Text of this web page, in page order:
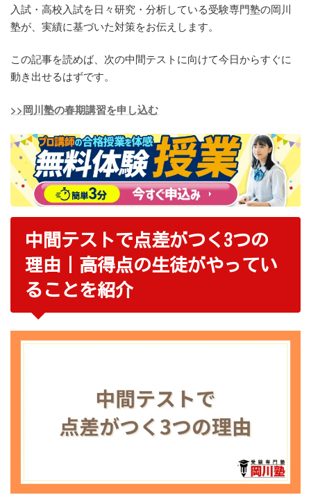
入試・高校入試を日々研究・分析している受験専門塾の岡川
塾が、実績に基づいた対策をお伝えします。
この記事を読めば、次の中間テストに向けて今日からすぐに
動き出せるはずです。
>>岡川塾の春期講習を申し込む
中間テストで点差がつく3つの
理由｜高得点の生徒がやってい
ることを紹介